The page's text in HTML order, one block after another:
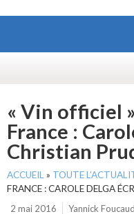
« Vin officiel
France :
Christian
ACCUEIL » TOUTE
FRANCE : CAROLE DELGA
2 mai 2016
Yannick Foucaud